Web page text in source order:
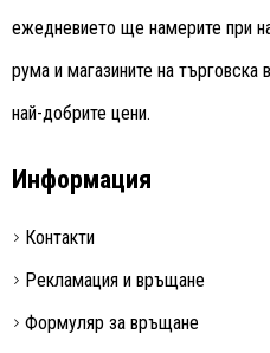
ежедневието ще намерите при
рума и магазините на търговска
най-добрите цени.
Информация
Контакти
Рекламация и връщане
Формуляр за връщане